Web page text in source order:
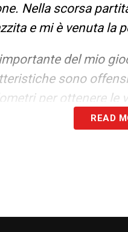
Nella scorsa
e mi è venuta la
del mio
sono
per ottenere le
READ